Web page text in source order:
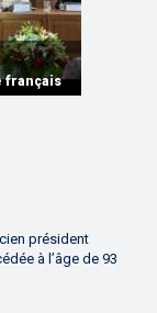
de
français
|
président
à l’âge de 93